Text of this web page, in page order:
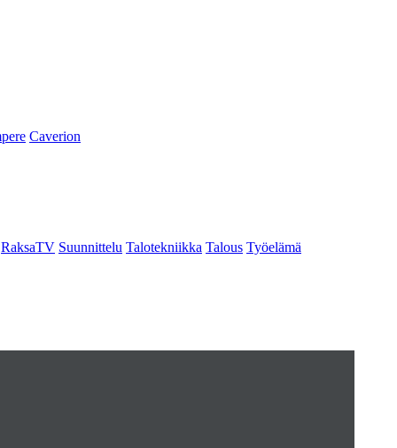
Caverion
RaksaTV Suunnittelu Talotekniikka Talous Työelämä